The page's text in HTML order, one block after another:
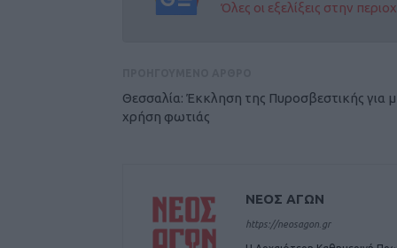
Όλες οι εξελίξεις στην
Θεσσαλία: Έκκληση της Πυροσβεστικής για
χρήση φωτιάς
ΝΕΟΣ ΑΓΩΝ
https://neosagon.gr